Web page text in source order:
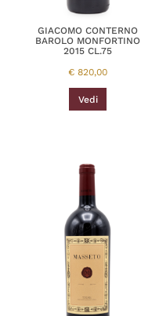
GIACOMO CONTERNO
BAROLO MONFORTINO
2015 CL.75
€ 820,00
Vedi